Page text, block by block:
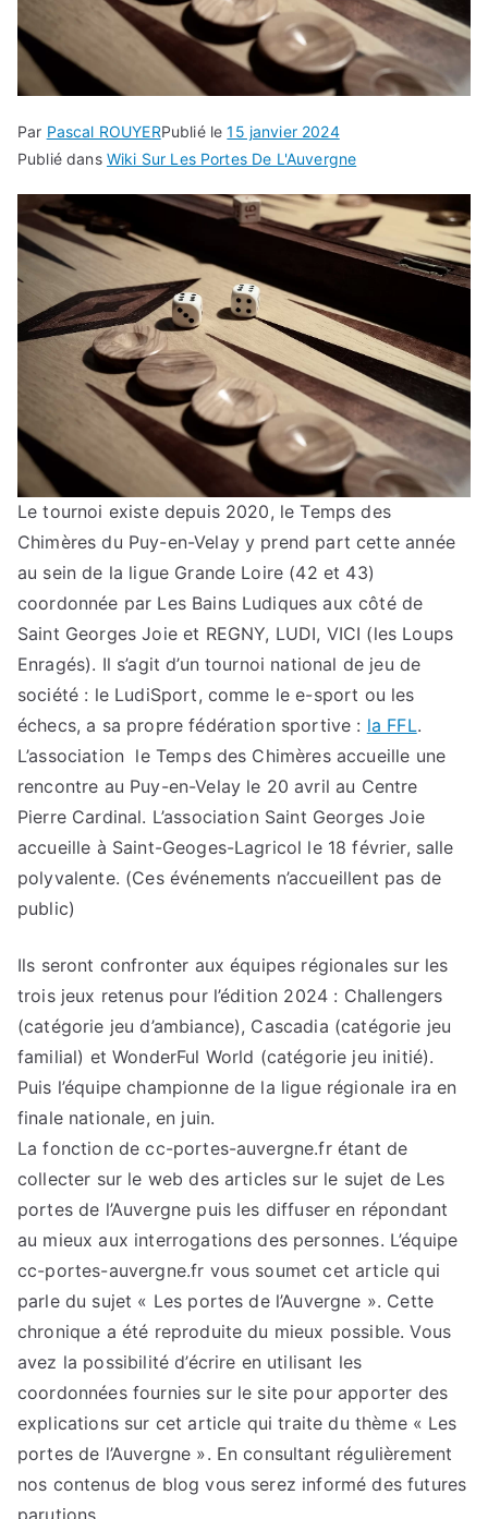
Par Pascal ROUYERPublié le15 janvier 2024
Publié dans Wiki Sur Les Portes De L'Auvergne
Le tournoi existe depuis 2020, le Temps des
Chimères du Puy-en-Velay y prend part cette année
au sein de la ligue Grande Loire (42 et 43)
coordonnée par Les Bains Ludiques aux côté de
Saint Georges Joie et REGNY, LUDI, VICI (les Loups
Enragés). Il s’agit d’un tournoi national de jeu de
société : le LudiSport, comme le e-sport ou les
échecs, a sa propre fédération sportive : la FFL.
L’association le Temps des Chimères accueille une
rencontre au Puy-en-Velay le 20 avril au Centre
Pierre Cardinal. L’association Saint Georges Joie
accueille à Saint-Geoges-Lagricol le 18 février, salle
polyvalente. (Ces événements n’accueillent pas de
public)
Ils seront confronter aux équipes régionales sur les
trois jeux retenus pour l’édition 2024 : Challengers
(catégorie jeu d’ambiance), Cascadia (catégorie jeu
familial) et WonderFul World (catégorie jeu initié).
Puis l’équipe championne de la ligue régionale ira en
finale nationale, en juin.
La fonction de cc-portes-auvergne.fr étant de
collecter sur le web des articles sur le sujet de Les
portes de l’Auvergne puis les diffuser en répondant
au mieux aux interrogations des personnes. L’équipe
cc-portes-auvergne.fr vous soumet cet article qui
parle du sujet « Les portes de l’Auvergne ». Cette
chronique a été reproduite du mieux possible. Vous
avez la possibilité d’écrire en utilisant les
coordonnées fournies sur le site pour apporter des
explications sur cet article qui traite du thème « Les
portes de l’Auvergne ». En consultant régulièrement
nos contenus de blog vous serez informé des futures